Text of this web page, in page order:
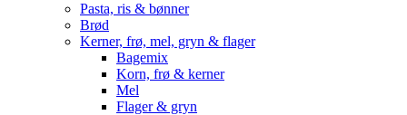
Pasta, ris & bønner
Brød
Kerner, frø, mel, gryn & flager
Bagemix
Korn, frø & kerner
Mel
Flager & gryn